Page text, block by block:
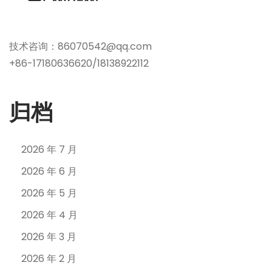
技术咨询：86070542@qq.com
+86-17180636620/18138922112
归档
2026 年 7 月
2026 年 6 月
2026 年 5 月
2026 年 4 月
2026 年 3 月
2026 年 2 月